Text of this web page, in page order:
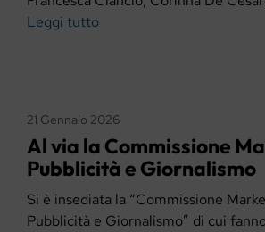
Leggi tutto
21 Gennaio 2026
Al via la Commissione
Pubblicità e Giornalismo
Si è insediata la “Commissione
Pubblicità e Giornalismo” di cui